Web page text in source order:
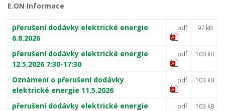
E.ON Informace
přerušení dodávky elektrické energie
6.8.2026
pdf 97 kB
přerušení dodávky elektrické energie
12.5.2026 7:30-17:30
pdf 100 kB
Oznámení o přerušení dodávky
elektrické energie 11.5.2026
pdf 103 kB
přerušení dodávky elektrické energie
pdf 103 kB